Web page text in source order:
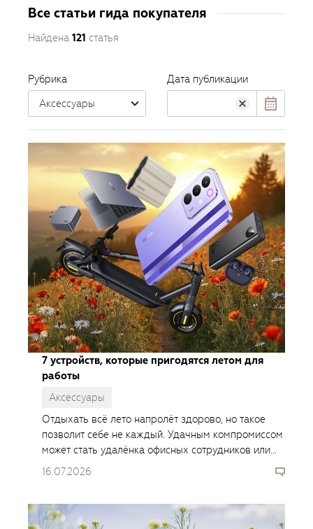
Все статьи гида покупателя
Найдена 121 статья
Рубрика
Аксессуары
Дата публикации
7 устройств, которые пригодятся летом для
работы
Аксессуары
Отдыхать всё лето напролёт здорово, но такое
позволит себе не каждый. Удачным компромиссом
может стать удалёнка офисных сотрудников или
временная подработка для студентов и
16.07.2026